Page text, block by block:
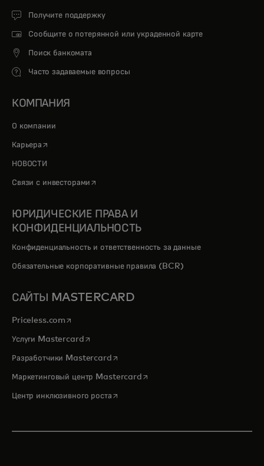
Получите поддержку
Сообщите о потерянной или украденной карте
Поиск банкомата
Часто задаваемые вопросы
КОМПАНИЯ
О компании
Карьера opens in a new tab
НОВОСТИ
Связи с инвесторами opens in a new tab
ЮРИДИЧЕСКИЕ ПРАВА И
КОНФИДЕНЦИАЛЬНОСТЬ
Конфиденциальность и ответственность за данные
Обязательные корпоративные правила (BCR)
САЙТЫ MASTERCARD
Priceless.com opens in a new tab
Услуги Mastercardopens in a new tab
Разработчики Mastercardopens in a new tab
Маркетинговый центр Mastercardopens in a new tab
Центр инклюзивного ростаopens in a new tab